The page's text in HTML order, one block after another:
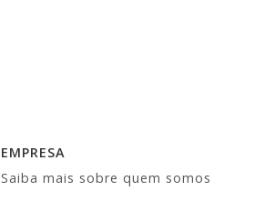
EMPRESA
Saiba mais sobre quem somos